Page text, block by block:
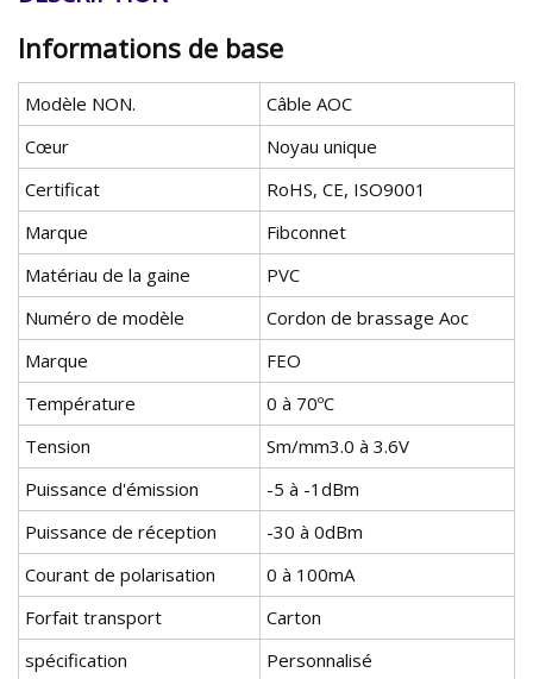
Informations de base
Modèle NON.
Câble AOC
Cœur
Noyau unique
Certificat
RoHS, CE, ISO9001
Marque
Fibconnet
Matériau de la gaine
PVC
Numéro de modèle
Cordon de brassage Aoc
Marque
FEO
Température
0 à 70ºC
Tension
Sm/mm3.0 à 3.6V
Puissance d'émission
-5 à -1dBm
Puissance de réception
-30 à 0dBm
Courant de polarisation
0 à 100mA
Forfait transport
Carton
spécification
Personnalisé